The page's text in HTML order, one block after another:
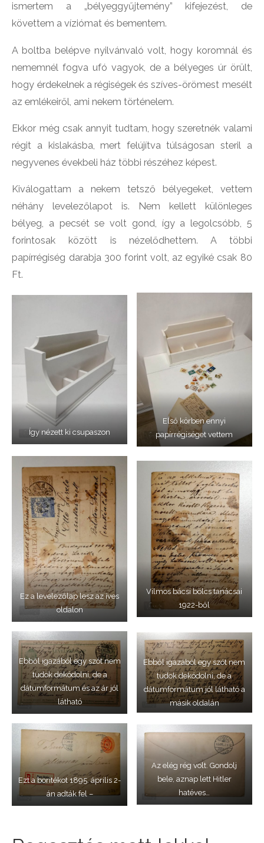
ismertem a „bélyeggyűjtemény” kifejezést, de
követtem a víziómat és bementem.
A boltba belépve nyilvánvaló volt, hogy koromnál és
nememnél fogva ufó vagyok, de a bélyeges úr örült,
hogy érdekelnek a régiségek és szíves-örömest mesélt
az emlékeiről, ami nekem történelem.
Ekkor még csak annyit tudtam, hogy szeretnék valami
régit a kislakásba, mert felújítva túlságosan steril a
negyvenes évekbeli ház többi részéhez képest.
Kiválogattam a nekem tetsző bélyegeket, vettem
néhány levelezőlapot is. Nem kellett különleges
bélyeg, a pecsét se volt gond, így a legolcsóbb, 5
forintosak között is nézelődhettem. A többi
papírrégiség darabja 300 forint volt, az egyiké csak 80
Ft.
Így nézett ki csupaszon
Első körben ennyi
papírrégiséget vettem
Ez a levelezőlap lesz az íves
oldalon
Vilmos bácsi bölcs tanácsai
1922-ből
Ebből igazából egy szót nem
tudok dekódolni, de a
dátumformátum és az ár jól
látható
Ebből igazából egy szót nem
tudok dekódolni, de a
dátumformátum jól látható a
másik oldalán
Ezt a borítékot 1895. április 2-
án adták fel –
Az elég rég volt. Gondolj
bele, aznap lett Hitler
hatéves…